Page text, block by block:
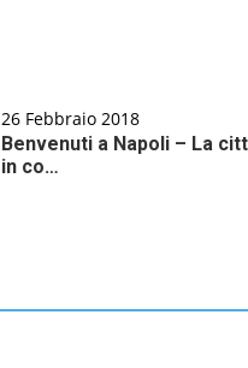
26 Febbraio 2018
Benvenuti a Napoli – La
in co…